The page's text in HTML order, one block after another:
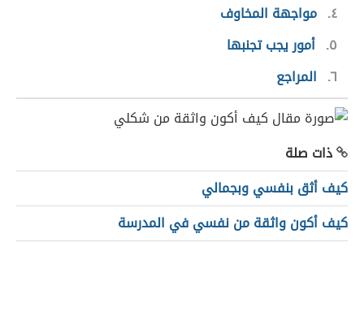
٤ مواجهة المخاوف
٥ أمور يجب تجنبها
٦ المراجع
ذات صلة
كيف أثق بنفسي وبجمالي
كيف أكون واثقة من نفسي في المدرسة